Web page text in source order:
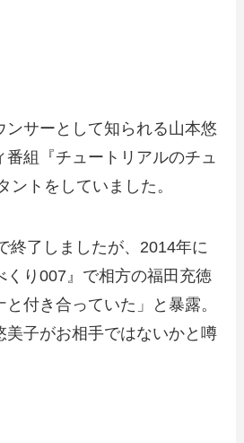
ンサーとして知られる山本悠
番組『チュートリアルのチュ
ントをしていました。
終了しましたが、2014年に
くり007』で相方の福田充徳
付き合っていた」と暴露。
美子がお相手ではないかと噂